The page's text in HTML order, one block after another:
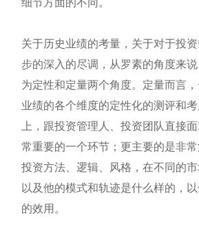
关于历史业绩的考量，关于对于投
步的深入的尽调，从罗素的角度来
为定性和定量两个角度。定量而言
业绩的各个维度的定性化的测评和
上，跟投资管理人、投资团队直接
常重要的一个环节；更主要的是非
投资方法、逻辑、风格，在不同的市
以及他的模式和轨迹是什么样的，
的效用。